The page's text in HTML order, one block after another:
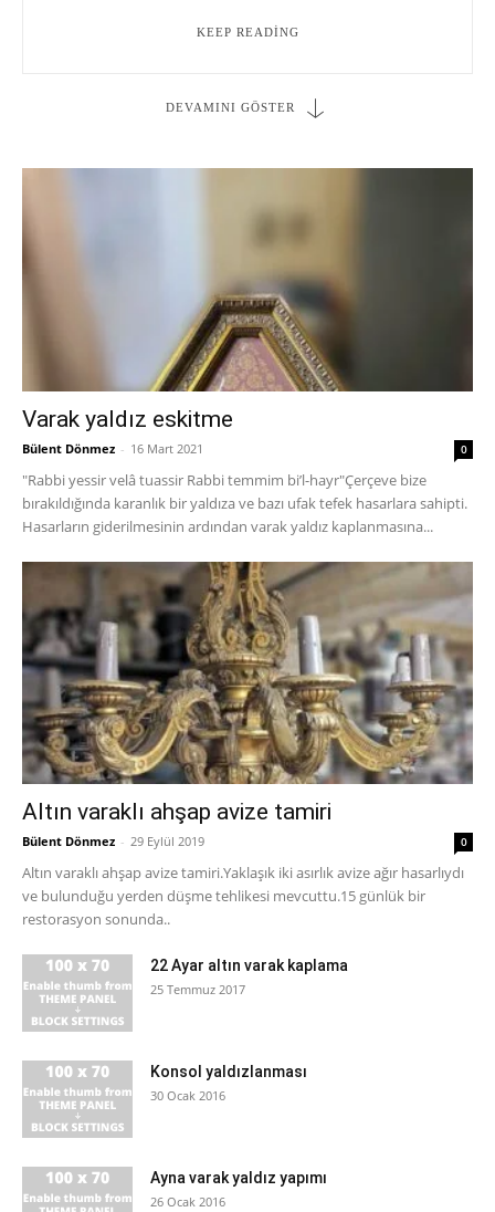
KEEP READING
DEVAMINI GÖSTER
Varak yaldız eskitme
Bülent Dönmez - 16 Mart 2021 0
"Rabbi yessir velâ tuassir Rabbi temmim bi’l-hayr"Çerçeve bize
bırakıldığında karanlık bir yaldıza ve bazı ufak tefek hasarlara sahipti.
Hasarların giderilmesinin ardından varak yaldız kaplanmasına...
Altın varaklı ahşap avize tamiri
Bülent Dönmez - 29 Eylül 2019 0
Altın varaklı ahşap avize tamiri.Yaklaşık iki asırlık avize ağır hasarlıydı
ve bulunduğu yerden düşme tehlikesi mevcuttu.15 günlük bir
restorasyon sonunda..
22 Ayar altın varak kaplama
25 Temmuz 2017
Konsol yaldızlanması
30 Ocak 2016
Ayna varak yaldız yapımı
26 Ocak 2016